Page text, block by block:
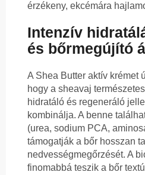
érzékeny, ekcémára
Intenzív
és bőrmegújító
A Shea Butter aktív krémet
hogy a sheavaj
hidratáló és regeneráló
kombinálja. A benne
(urea, sodium PCA,
támogatják a bőr hosszan
nedvességmegőrzését. A
finomabbá teszik a bőr